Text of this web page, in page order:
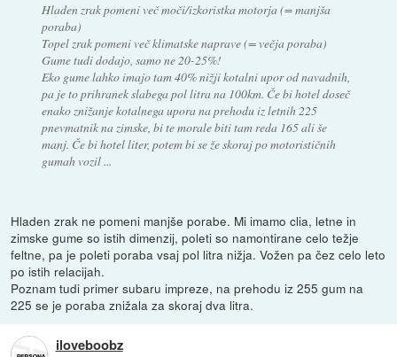
Hladen zrak pomeni več moči/izkoristka motorja (= manjša
poraba)
Topel zrak pomeni več klimatske naprave (= večja poraba)
Gume tudi dodajo, samo ne 20-25%!
Eko gume lahko imajo tam 40% nižji kotalni upor od navadnih,
pa je to prihranek slabega pol litra na 100km. Če bi hotel doseč
enako znižanje kotalnega upora na prehodu iz letnih 225
pnevmatnik na zimske, bi te morale biti tam reda 165 ali še
manj. Če bi hotel liter, potem bi se že skoraj po motorističnih
gumah vozil ...
Hladen zrak ne pomeni manjše porabe. Mi imamo clia, letne in
zimske gume so istih dimenzij, poleti so namontirane celo težje
feltne, pa je poleti poraba vsaj pol litra nižja. Vožen pa čez celo leto
po istih relacijah.
Poznam tudi primer subaru impreze, na prehodu iz 255 gum na
225 se je poraba znižala za skoraj dva litra.
iloveboobz